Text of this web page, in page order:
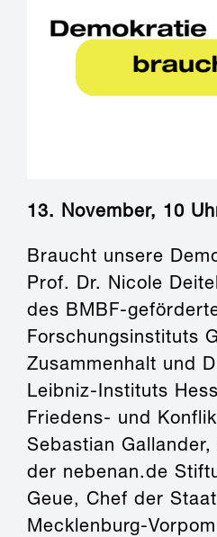
13. November, 10
Braucht unsere
Prof. Dr. Nicole
des BMBF-
Forschungsinstituts
Zusammenhalt und
Leibniz-Instituts
Friedens- und
Sebastian
der nebenan.de
Geue, Chef der
Mecklenburg-